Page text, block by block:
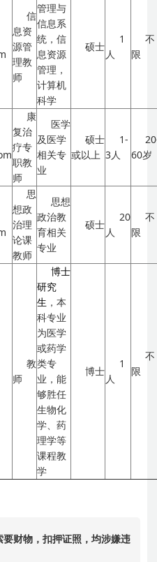
信
息资
源管
理教
师
管理与
信息系
统，信
息资源
管理，
计算机
科学
硕士
1
人
不
限
康
复治
疗专
职教
师
医学
及医学
相关专
业
硕士
或以上
1-
3人
60岁
思
想政
治理
论课
教师
思想
政治教
育相关
专业
硕士
20
人
不
限
教
师
博士
研究
生 ，本
科专业
为医学
或药学
类专
业，能
够胜任
生物化
学、药
理学等
课程教
学
博士
1
人
不
限
财物，扣押证照，均涉嫌违